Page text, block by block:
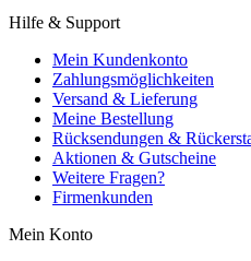
Hilfe & Support
Mein Kundenkonto
Zahlungsmöglichkeiten
Versand & Lieferung
Meine Bestellung
Rücksendungen &
Aktionen & Gutscheine
Weitere Fragen?
Firmenkunden
Mein Konto